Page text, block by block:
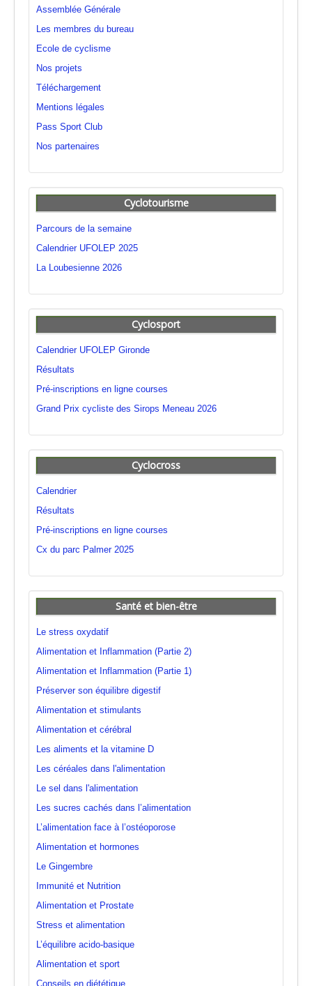
Assemblée Générale
Les membres du bureau
Ecole de cyclisme
Nos projets
Téléchargement
Mentions légales
Pass Sport Club
Nos partenaires
Cyclotourisme
Parcours de la semaine
Calendrier UFOLEP 2025
La Loubesienne 2026
Cyclosport
Calendrier UFOLEP Gironde
Résultats
Pré-inscriptions en ligne courses
Grand Prix cycliste des Sirops Meneau 2026
Cyclocross
Calendrier
Résultats
Pré-inscriptions en ligne courses
Cx du parc Palmer 2025
Santé et bien-être
Le stress oxydatif
Alimentation et Inflammation (Partie 2)
Alimentation et Inflammation (Partie 1)
Préserver son équilibre digestif
Alimentation et stimulants
Alimentation et cérébral
Les aliments et la vitamine D
Les céréales dans l'alimentation
Le sel dans l'alimentation
Les sucres cachés dans l’alimentation
L’alimentation face à l’ostéoporose
Alimentation et hormones
Le Gingembre
Immunité et Nutrition
Alimentation et Prostate
Stress et alimentation
L’équilibre acido-basique
Alimentation et sport
Conseils en diététique